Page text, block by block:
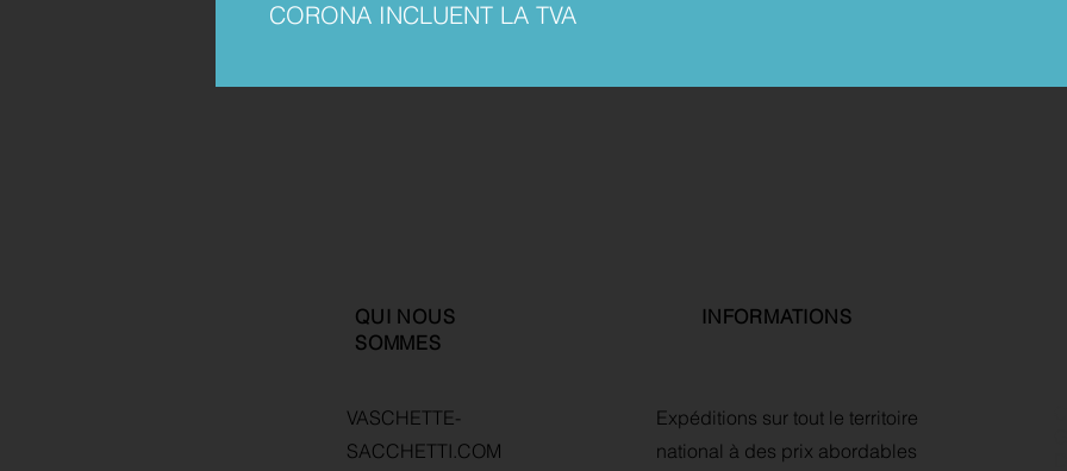
CORONA INCLUENT LA TVA
QUI NOUS
SOMMES
VASCHETTE-
SACCHETTI.COM
INFORMATIONS
Expéditions sur tout le territoire
national à des prix abordables